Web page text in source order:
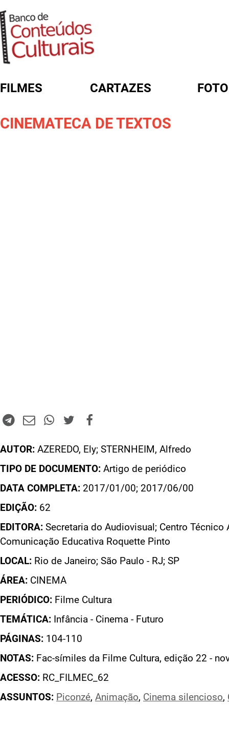
FILMES CARTAZES
CINEMATECA DE TEXTOS
AUTOR: AZEREDO, Ely; STERNHEIM, Alfredo
TIPO DE DOCUMENTO: Artigo de periódico
DATA COMPLETA: 2017/01/00; 2017/06/00
EDIÇÃO: 62
EDITORA: Secretaria do Audiovisual; Centro
Comunicação Educativa Roquette Pinto
LOCAL: Rio de Janeiro; São Paulo - RJ; SP
ÁREA: CINEMA
PERIÓDICO: Filme Cultura
TEMÁTICA: Infância - Cinema - Futuro
PÁGINAS: 104-110
NOTAS: Fac-símiles da Filme Cultura, edição 22 -
ACESSO: RC_FILMEC_62
ASSUNTOS: Piconzé, Animação, Cinema silencioso,
FORMULÁRIO DE BUSCA